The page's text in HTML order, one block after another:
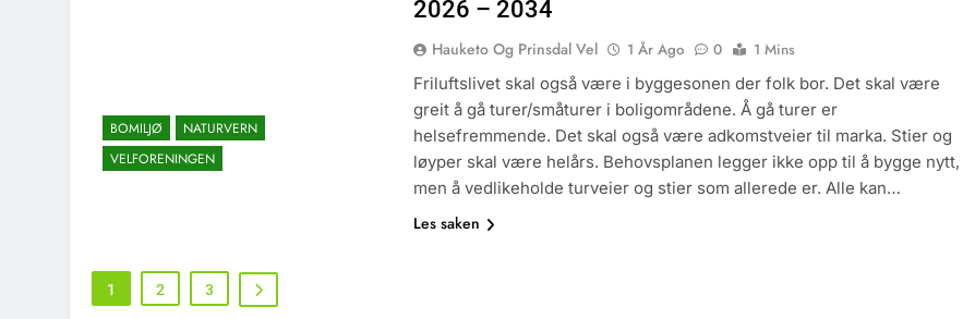
BOMILJØ
NATURVERN
VELFORENINGEN
2026 – 2034
Hauketo Og Prinsdal Vel 1 År Ago 0
1 Mins
Friluftslivet skal også være i byggesonen der folk bor. Det skal være
greit å gå turer/småturer i boligområdene. Å gå turer er
helsefremmende. Det skal også være adkomstveier til marka. Stier og
løyper skal være helårs. Behovsplanen legger ikke opp til å bygge nytt,
men å vedlikeholde turveier og stier som allerede er. Alle kan…
Les saken
1 2 3